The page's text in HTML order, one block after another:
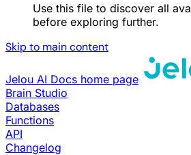
Use this file to discover all
before exploring further.
Skip to main content
Jelou AI Docs home page
Brain Studio
Databases
Functions
API
Changelog